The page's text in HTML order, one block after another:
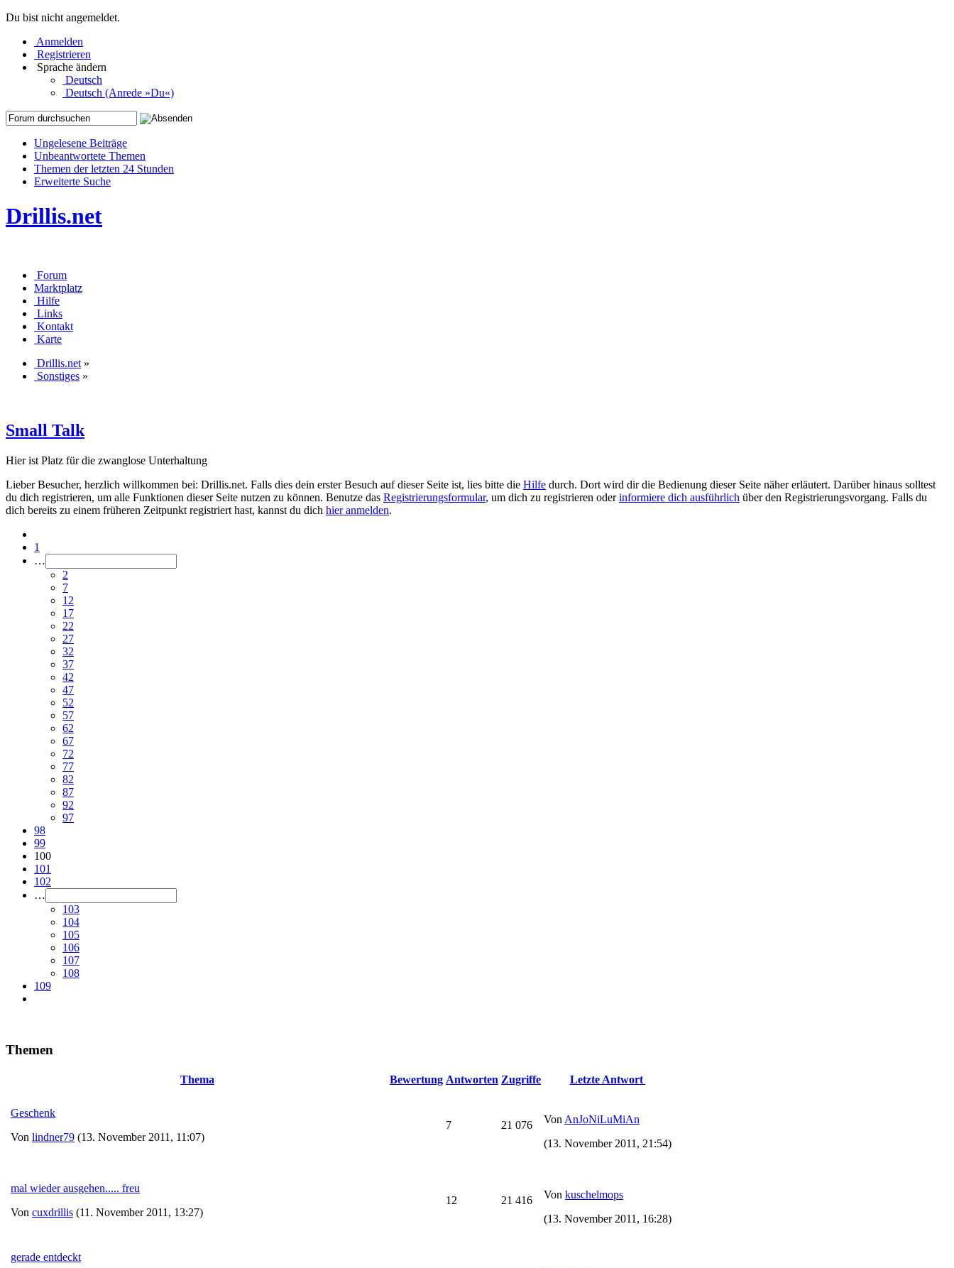
Du bist nicht angemeldet.
Anmelden
Registrieren
Sprache ändern
Deutsch
Deutsch (Anrede »Du«)
Ungelesene Beiträge
Unbeantwortete Themen
Themen der letzten 24 Stunden
Erweiterte Suche
Drillis.net
Forum
Marktplatz
Hilfe
Links
Kontakt
Karte
Drillis.net »
Sonstiges »
Small Talk
Hier ist Platz für die zwanglose Unterhaltung
Lieber Besucher, herzlich willkommen bei: Drillis.net. Falls dies dein erster Besuch auf dieser Seite ist, lies bitte die Hilfe durch. Dort wird dir die Bedienung dieser Seite näher erläutert. Darüber hinaus solltest
du dich registrieren, um alle Funktionen dieser Seite nutzen zu können. Benutze das Registrierungsformular, um dich zu registrieren oderinformiere dich ausführlich über den Registrierungsvorgang. Falls du
dich bereits zu einem früheren Zeitpunkt registriert hast, kannst du dich hier anmelden.
1
…
2
7
12
17
22
27
32
37
42
47
52
57
62
67
72
77
82
87
92
97
98
99
100
101
102
…
103
104
105
106
107
108
109
Themen
Thema Bewertung Antworten Zugriffe Letzte Antwort
Geschenk
Von lindner79 (13. November 2011, 11:07)
7 21 076 Von AnJoNiLuMiAn
(13. November 2011, 21:54)
mal wieder ausgehen..... freu
Von cuxdrillis (11. November 2011, 13:27)
12 21 416 Von kuschelmops
(13. November 2011, 16:28)
gerade entdeckt